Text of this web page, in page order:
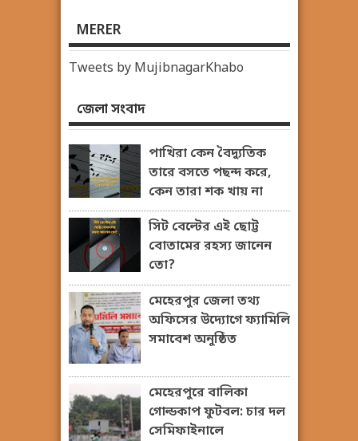
MERER
Tweets by MujibnagarKhabo
জেলা সংবাদ
পাখিরা কেন বৈদ্যুতিক
তারে বসতে পছন্দ করে,
কেন তারা শক খায় না
সিট বেল্টের এই ছোট্ট
বোতামের রহস্য জানেন
তো?
মেহেরপুর জেলা তথ্য
অফিসের উদ্যোগে ফ্যামিলি
সমাবেশ অনুষ্ঠিত
মেহেরপুরে বালিকা
গোল্ডকাপ ফুটবল: চার দল
সেমিফাইনালে